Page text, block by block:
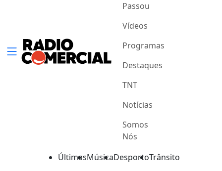
Passou
Vídeos
Programas
Destaques
TNT
Notícias
Somos
Nós
ÚltimasMúsicaDesportoTrânsito